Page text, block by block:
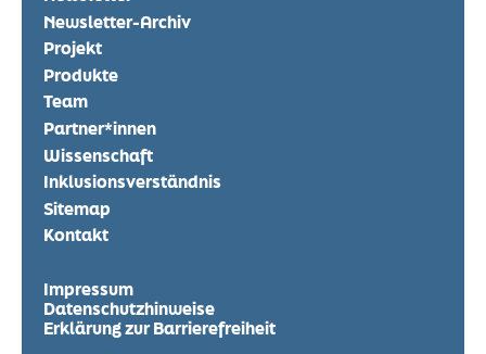
Newsletter-Archiv
Projekt
Produkte
Team
Partner*innen
Wissenschaft
Inklusionsverständnis
Sitemap
Kontakt
Impressum
Datenschutzhinweise
Erklärung zur Barrierefreiheit